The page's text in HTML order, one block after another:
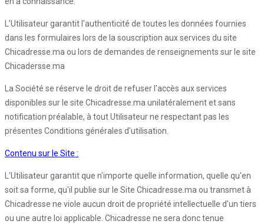
L’Utilisateur garantit l'authenticité de toutes les données fournies
dans les formulaires lors de la souscription aux services du site
Chicadresse.ma ou lors de demandes de renseignements sur le site
Chicadersse.ma
La Société se réserve le droit de refuser l'accès aux services
disponibles sur le site Chicadresse.ma unilatéralement et sans
notification préalable, à tout Utilisateur ne respectant pas les
présentes Conditions générales d'utilisation.
Contenu sur le Site :
L'Utilisateur garantit que n'importe quelle information, quelle qu'en
soit sa forme, qu'il publie sur le Site Chicadresse.ma ou transmet à
Chicadresse ne viole aucun droit de propriété intellectuelle d'un tiers
ou une autre loi applicable. Chicadresse ne sera donc tenue